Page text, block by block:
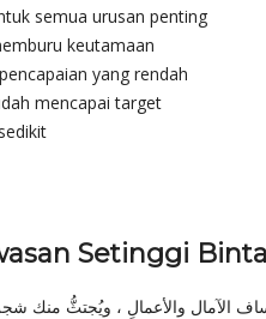
semua urusan penting
keutamaan
yang rendah
mencapai target
الآمال والأعمالِ ، ويُجتثُّ منك شجرةُ